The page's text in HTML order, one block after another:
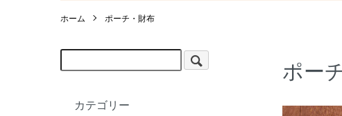
ホーム ポーチ・財布
ポー
カテゴリー